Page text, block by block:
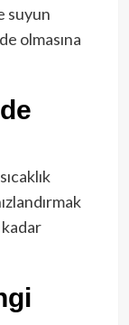
suyun
olmasına
kadar